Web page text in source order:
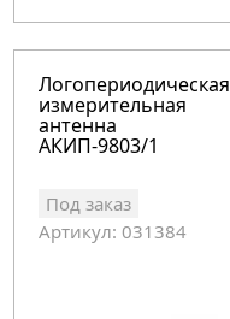
Логопериодическая
измерительная
антенна
АКИП-9803/1
Под заказ
Артикул: 031384